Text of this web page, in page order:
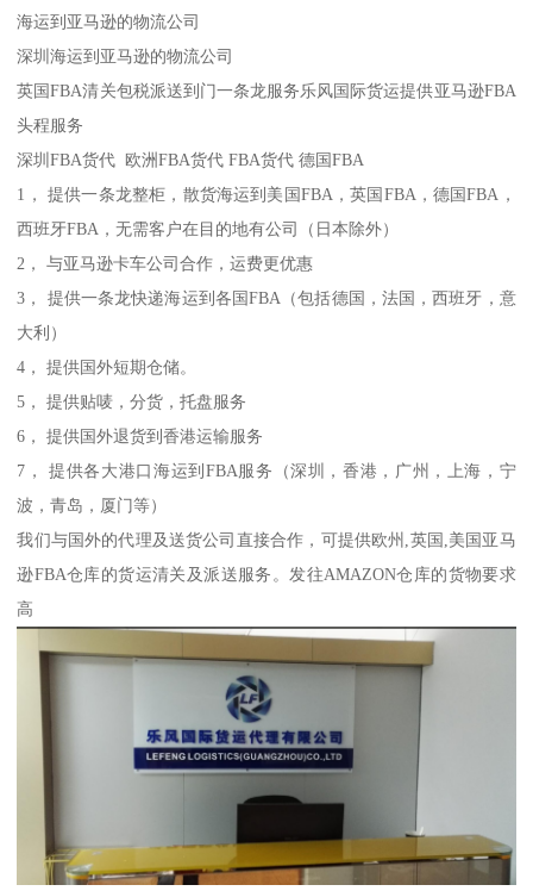
海运到亚马逊的物流公司
深圳海运到亚马逊的物流公司
英国FBA清关包税派送到门一条龙服务乐风国际货运提供亚马逊FBA
头程服务
深圳FBA货代 欧洲FBA货代 FBA货代 德国FBA
1， 提供一条龙整柜，散货海运到美国FBA，英国FBA，德国FBA，
西班牙FBA，无需客户在目的地有公司（日本除外）
2， 与亚马逊卡车公司合作，运费更优惠
3， 提供一条龙快递海运到各国FBA（包括德国，法国，西班牙，意
大利）
4， 提供国外短期仓储。
5， 提供贴唛，分货，托盘服务
6， 提供国外退货到香港运输服务
7， 提供各大港口海运到FBA服务（深圳，香港，广州，上海，宁
波，青岛，厦门等）
我们与国外的代理及送货公司直接合作，可提供欧州,英国,美国亚马
逊FBA仓库的货运清关及派送服务。发往AMAZON仓库的货物要求
高